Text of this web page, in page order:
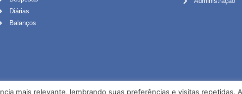
Diárias
Balanços
mais relevante, lembrando suas preferências e visitas repetidas.